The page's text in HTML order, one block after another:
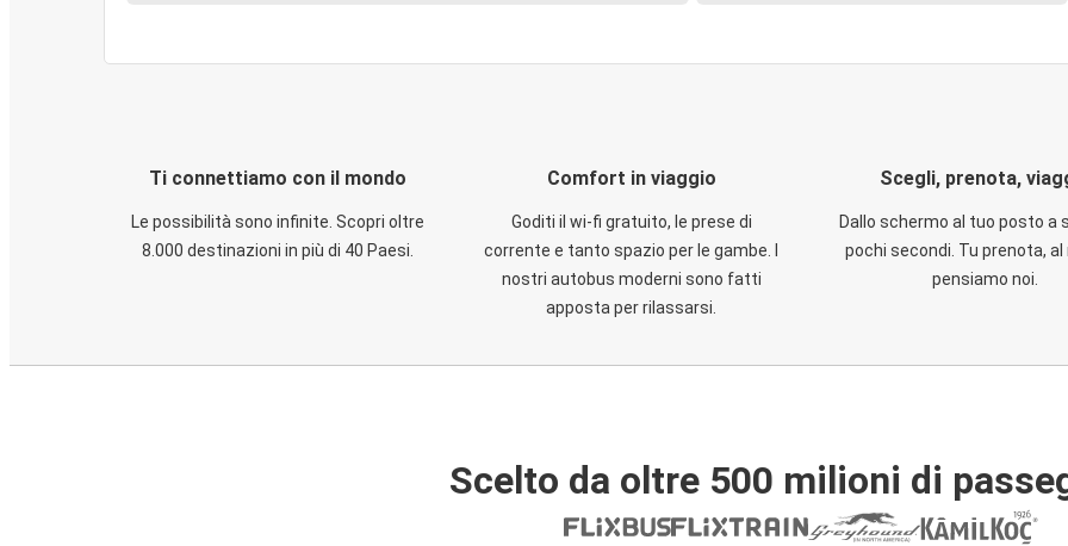
Ti connettiamo con il mondo
Le possibilità sono infinite. Scopri oltre
8.000 destinazioni in più di 40 Paesi.
Comfort in viaggio
Goditi il wi-fi gratuito, le prese di
corrente e tanto spazio per le gambe. I
nostri autobus moderni sono fatti
apposta per rilassarsi.
Scegli, prenota,
Dallo schermo al tuo posto a
pochi secondi. Tu prenota,
pensiamo noi.
Scelto da oltre 500 milioni di